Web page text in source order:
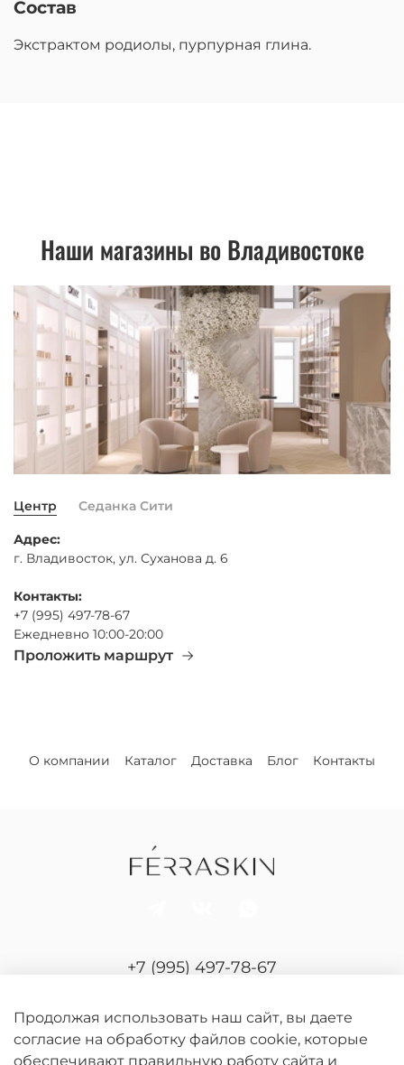
Состав
Экстрактом родиолы, пурпурная глина.
Наши магазины во Владивостоке
Центр Седанка Сити
Адрес:
г. Владивосток, ул. Суханова д. 6
Контакты:
+7 (995) 497-78-67
Ежедневно 10:00-20:00
Проложить маршрут
О компании Каталог Доставка Блог Контакты
+7 (995) 497-78-67
Продолжая использовать наш сайт, вы даете
согласие на обработку файлов cookie, которые
обеспечивают правильную работу сайта и